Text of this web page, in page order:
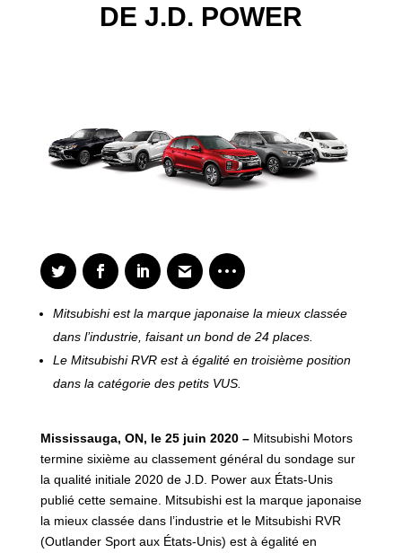
DE J.D. POWER
Mitsubishi est la marque japonaise la mieux classée
dans l’industrie, faisant un bond de 24 places.
Le Mitsubishi RVR est à égalité en troisième position
dans la catégorie des petits VUS.
Mississauga, ON, le 25 juin 2020 – Mitsubishi Motors
termine sixième au classement général du sondage sur
la qualité initiale 2020 de J.D. Power aux États-Unis
publié cette semaine. Mitsubishi est la marque japonaise
la mieux classée dans l’industrie et le Mitsubishi RVR
(Outlander Sport aux États-Unis) est à égalité en